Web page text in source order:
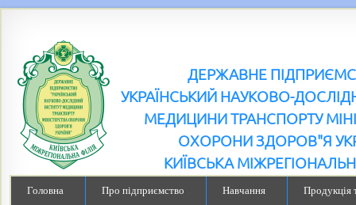
ДЕРЖАВНЕ
УКРАЇНСЬКИЙ НАУКОВО-
МЕДИЦИНИ ТРАНСПОРТУ
ОХОРОНИ ЗДОРОВ"Я
КИЇВСЬКА
Головна Про підприємство Навчання Продукція